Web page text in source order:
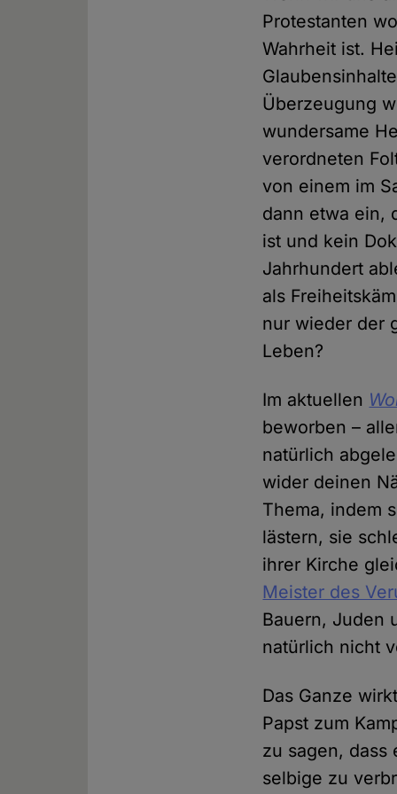
Protestanten
Wahrheit ist.
Überzeugung
wundersame
verordneten
von einem im
dann etwa ein,
ist und kein
Jahrhundert
als
nur wieder der
Leben?
Im aktuellen
beworben –
natürlich
wider deinen
Thema, indem
lästern, sie
ihrer Kirche
Meister des
Bauern, Juden
natürlich nicht
Das Ganze
Papst zum
zu sagen, dass
selbige zu